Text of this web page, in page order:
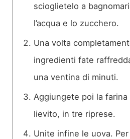
scioglietelo a
l’acqua e lo zucchero.
Una volta
ingredienti fate
una ventina di minuti.
Aggiungete poi la
lievito, in tre riprese.
Unite infine le uova.